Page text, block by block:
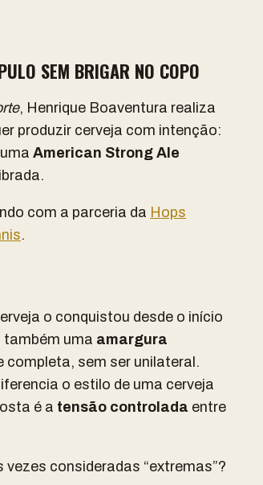
SEM BRIGAR NO COPO
, Henrique Boaventura realiza
produzir cerveja com intenção:
American Strong Ale
com a parceria da Hops
.
o conquistou desde o início
também uma amargura
completa, sem ser unilateral.
o estilo de uma cerveja
é a tensão controlada entre
consideradas “extremas”?